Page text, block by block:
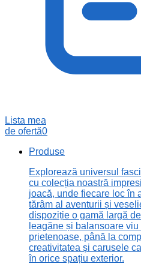
Lista mea
de ofertă0
Produse
Explorează universul
cu colecția noastră
joacă, unde fiecare loc în
tărâm al aventurii și
dispoziție o gamă largă
leagăne și balansoare
prietenoase, până la
creativitatea și carusele
în orice spațiu exterior.